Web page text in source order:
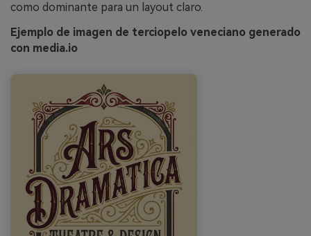
como dominante para un layout claro.
Ejemplo de imagen de terciopelo veneciano generado
con media.io